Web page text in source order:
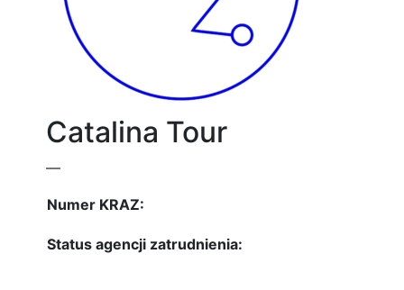
Catalina Tour
—
Numer KRAZ:
Status agencji zatrudnienia: